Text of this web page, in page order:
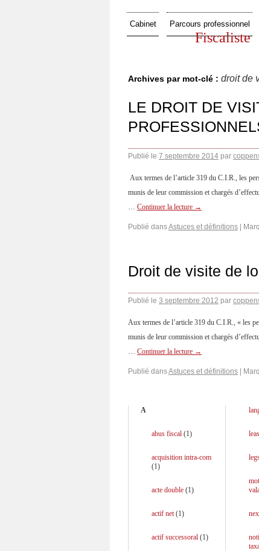
Fiscaliste
Cabinet Parcours professionnel
Archives par mot-clé : droit de
LE DROIT DE
Publié le 7 septembre 2014 par
Aux termes de l’article 319 du C.I.R., les
munis de leur commission et chargés
… Continuer la lecture →
Publié dansAstuces et définitions
Droit de visite de
Publié le 3 septembre 2012 par
Aux termes de l’article 319 du C.I.R., « les
munis de leur commission et chargés
… Continuer la lecture →
Publié dansAstuces et définitions
A
abus fiscal (1)
acquisition intra-com
(1)
acte double (1)
actif net(1)
actif successoral (1)